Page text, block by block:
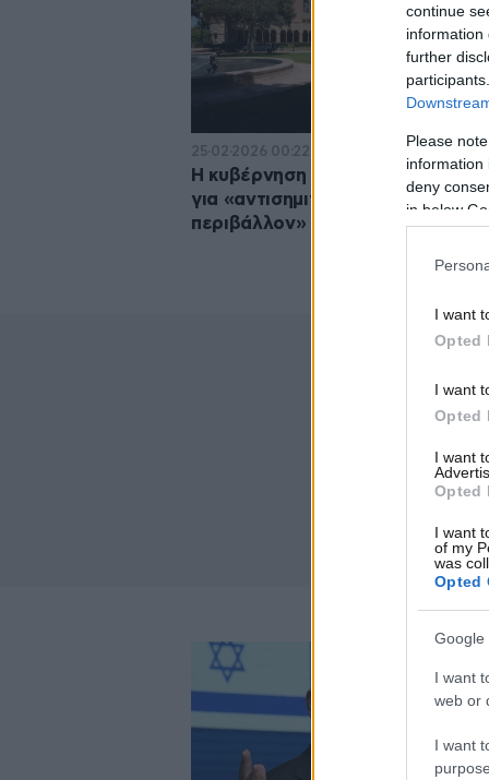
continue
information
further
Please
information
deny
in below
I want
Opted
I want
Opted
I want
Opted
I want
of my
was
Opted
Google
I want
web or
I want
25·02·2026 00:22
Η κυβέρνηση Τραμπ κατέθεσε
για «αντισημιτικό, εχθρικό
περιβάλλον» κατά του UCLA